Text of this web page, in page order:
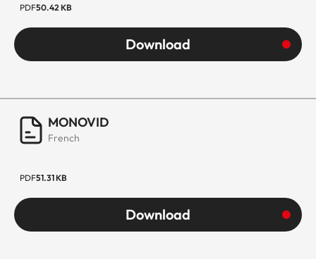
PDF50.42 KB
Download
MONOVID
French
PDF51.31 KB
Download